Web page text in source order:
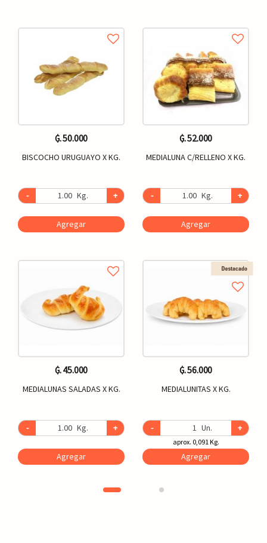
₲. 50.000
BISCOCHO URUGUAYO X KG.
- Kg. +
Agregar
₲. 45.000
MEDIALUNAS SALADAS X KG.
- Kg. +
Agregar
₲. 52.000
MEDIALUNA C/RELLENO X KG.
- Kg. +
Agregar
₲. 56.000
MEDIALUNITAS X KG.
- Un. +
aprox. 0,091 Kg.
Agregar